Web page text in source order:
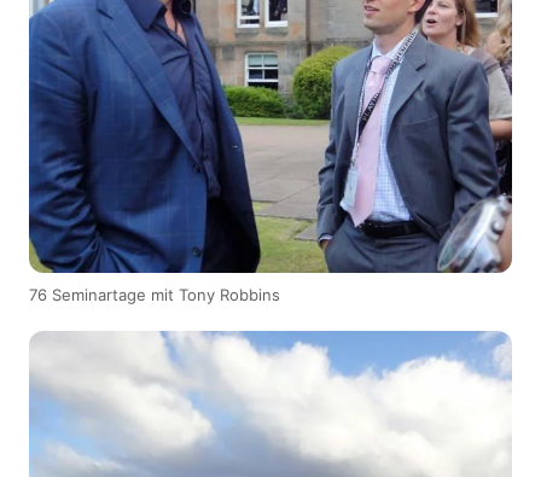
76 Seminartage mit Tony Robbins